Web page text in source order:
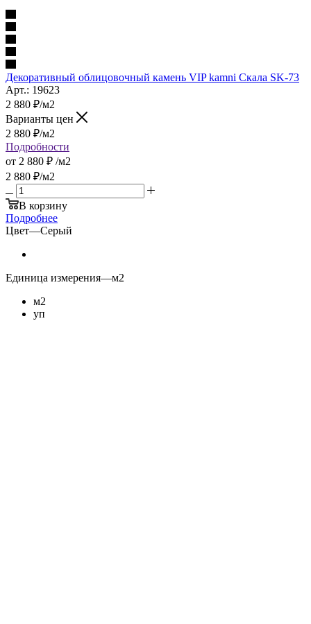
Декоративный облицовочный камень VIP kamni Скала SK-73
Арт.: 19623
2 880 ₽/м2
Варианты цен
2 880 ₽/м2
Подробности
от 2 880 ₽ /м2
2 880 ₽/м2
В корзину
Подробнее
Цвет—Серый
Единица измерения—м2
м2
уп